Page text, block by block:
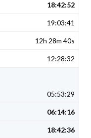
18:42:52
19:03:41
12h 28m 40s
12:28:32
05:53:29
06:14:16
18:42:36